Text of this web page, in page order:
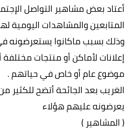
أعتاد بعض مشاهير التواصل
المتابعين والمشاهدات اليومية
وذلك بسبب ماكانوا يستعرضونه
إعلانات لأماكن أو منتجات
موضوع عام أو خاص في حياتهم .
الغريب بعد الجائحة أتضح للكثير
يعرضونه عليهم هؤلاء
( المشاهير )